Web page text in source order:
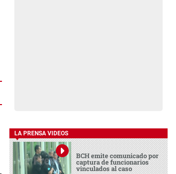
LA PRENSA VIDEOS
BCH emite comunicado por
captura de funcionarios
vinculados al caso